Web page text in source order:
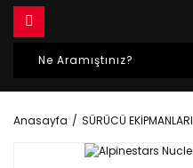
Anasayfa SÜRÜCÜ EKİPMANLARI